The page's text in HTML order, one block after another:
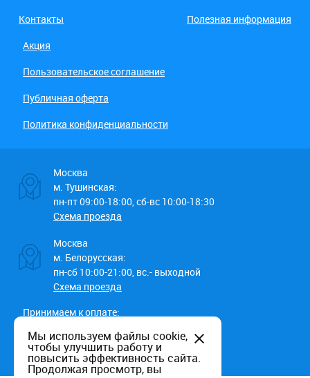
Контакты
Полезная информация
Акция
Пользовательское соглашение
Публичная оферта
Политика конфиденциальности
Москва
м. Тушинская:
пн-пт 09:00-18:00, сб-вс 10:00-18:30
Схема проезда
Москва
м. Белорусская:
пн-сб 10:00-21:00, вс.- выходной
Схема проезда
Принимаем к оплате:
Мы используем файлы cookie,
чтобы улучшить работу и
повысить эффективность сайта.
Продолжая просмотр, вы